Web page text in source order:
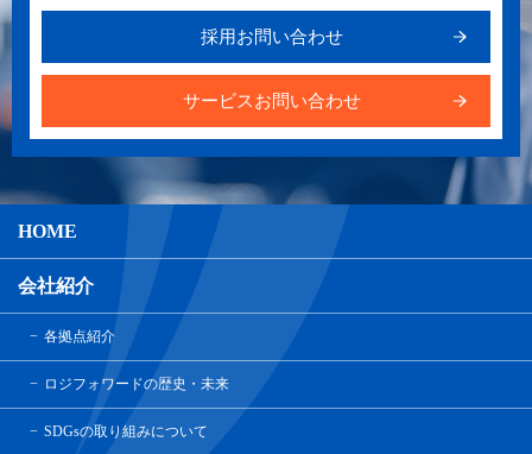
採用お問い合わせ
サービスお問い合わせ
HOME
会社紹介
各拠点紹介
ロジフォワードの歴史・未来
SDGsの取り組みについて